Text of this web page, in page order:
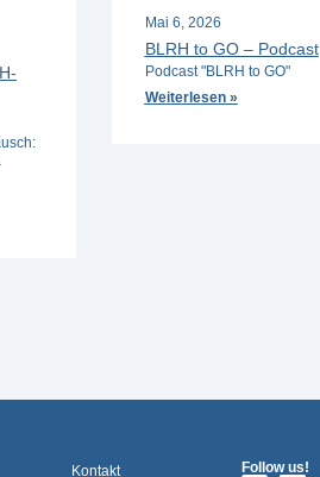
Mai 6, 2026
BLRH to GO – Podcast
Podcast "BLRH to GO"
Weiterlesen »
Kontakt Follow us!